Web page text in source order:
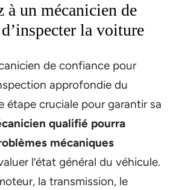
à un mécanicien de
la voiture
de confiance pour
approfondie du
étape cruciale pour garantir sa
qualifié pourra
mécaniques
l’état général du véhicule.
la transmission, le